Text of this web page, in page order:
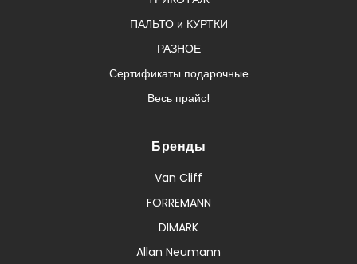
ПАЛЬТО и КУРТКИ
РАЗНОЕ
Сертификаты подарочные
Весь прайс!
Бренды
Van Cliff
FORREMANN
DIMARK
Allan Neumann